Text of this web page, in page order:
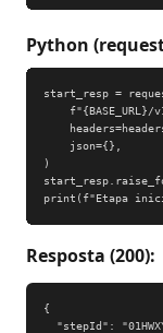
Python
start_resp =
f"{BASE_URL}/
    json={},
)
print(f"Etapa
Resposta (200):
{
"stepId":